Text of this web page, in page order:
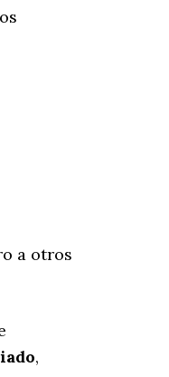
a otros
,